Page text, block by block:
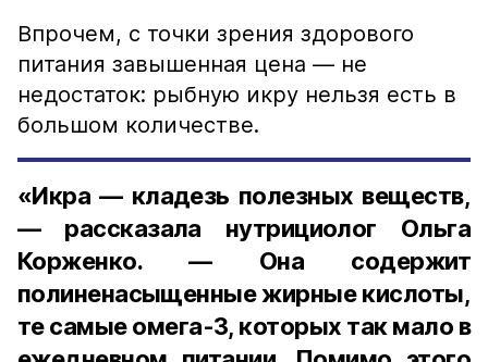
Впрочем, с точки зрения здорового
питания завышенная цена — не
недостаток: рыбную икру нельзя есть в
большом количестве.
«Икра — кладезь полезных веществ,
— рассказала нутрициолог Ольга
Корженко. — Она содержит
полиненасыщенные жирные кислоты,
те самые омега-3, которых так мало в